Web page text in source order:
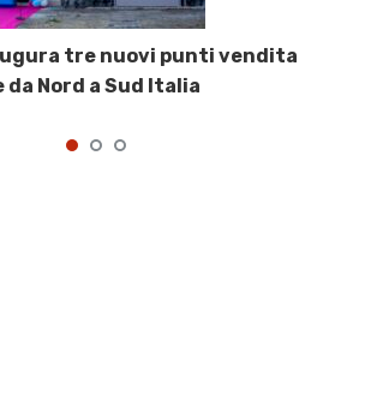
tre nuovi punti vendita
da Nord a Sud Italia